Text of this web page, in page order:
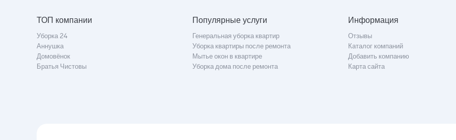
ТОП компании
Уборка 24
Аннушка
Домовёнок
Братья Чистовы
Популярные услуги
Генеральная уборка квартир
Уборка квартиры после ремонта
Мытье окон в квартире
Уборка дома после ремонта
Информация
Отзывы
Каталог компаний
Добавить компанию
Карта сайта